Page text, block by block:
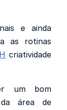
e ainda
as rotinas
criatividade
um bom
da área de